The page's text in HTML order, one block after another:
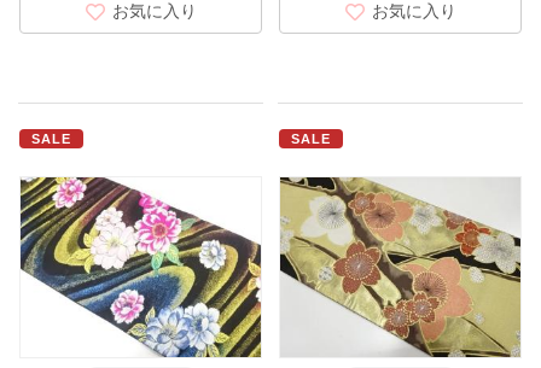
お気に入り お気に入り
SALE SALE